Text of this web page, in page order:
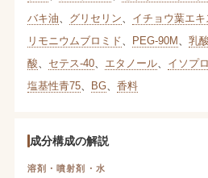
バキ油
グリセリン イチョウ葉エキ
リモニウムブロミド
PEG-90M 乳酸
酸
セテス-40、 エタノール、 イソプ
塩基性青75、 BG、 香料
成分構成の解説
溶剤・噴射剤・水